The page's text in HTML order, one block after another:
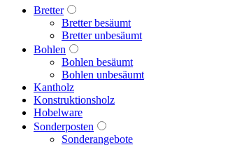
Bretter
Bretter besäumt
Bretter unbesäumt
Bohlen
Bohlen besäumt
Bohlen unbesäumt
Kantholz
Konstruktionsholz
Hobelware
Sonderposten
Sonderangebote